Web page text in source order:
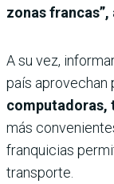
zonas
A su vez,
país aprovechan
computadoras,
más
franquicias
transporte.